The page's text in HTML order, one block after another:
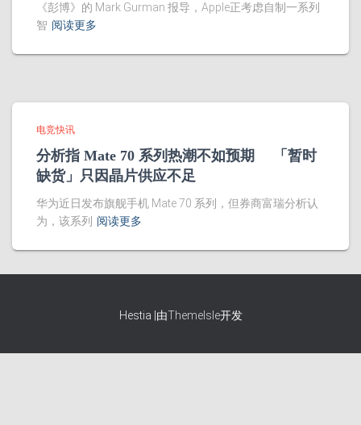
《彭博》的 Mark Gurman 报导，Apple正考虑自制一系列
智 阅读更多
电竞快讯
分析指 Mate 70 系列热潮不如预期 「暂时
缺货」只因晶片供应不足
华为近日发布旗舰手机 Mate 70 系列，但券商富瑞分析认
为，该系列
阅读更多
Hestia |由ThemeIsle开发